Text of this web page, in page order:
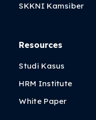
SKKNI Kamsiber
Resources
Studi Kasus
HRM Institute
White Paper